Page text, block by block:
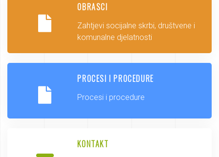
OBRASCI
Zahtjevi socijalne skrbi, društvene i
komunalne djelatnosti
PROCESI I PROCEDURE
Procesi i procedure
KONTAKT